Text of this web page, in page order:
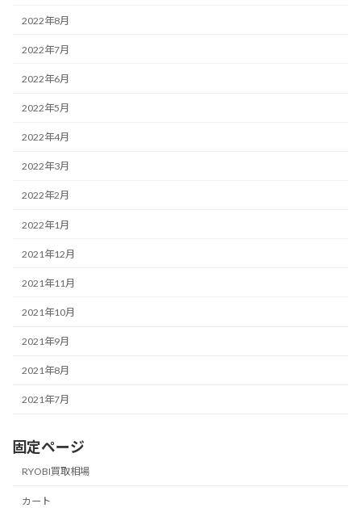
2022年8月
2022年7月
2022年6月
2022年5月
2022年4月
2022年3月
2022年2月
2022年1月
2021年12月
2021年11月
2021年10月
2021年9月
2021年8月
2021年7月
固定ページ
RYOBI買取相場
カート